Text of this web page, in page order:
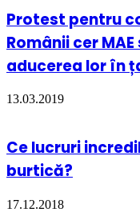
Protest pentru
Românii cer
aducerea lor în
13.03.2019
Ce lucruri
burtică?
17.12.2018